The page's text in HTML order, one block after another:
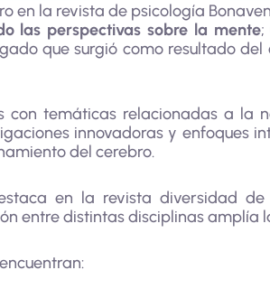
en la revista de psicología
las perspectivas sobre la mente;
que surgió como resultado
con temáticas relacionadas a la
innovadoras y enfoques
del cerebro.
en la revista diversidad
entre distintas disciplinas amplía